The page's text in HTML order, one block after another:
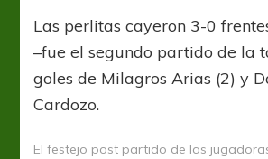
Las perlitas cayeron 3-0
–fue el segundo partido de la
goles de Milagros Arias (2) y
Cardozo.
El festejo post partido de las